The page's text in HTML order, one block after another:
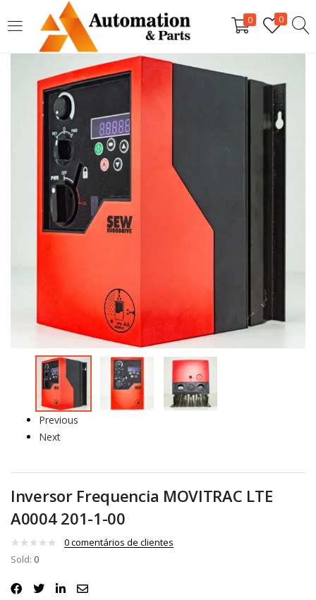
0 0
LOGIN
Digite seu nome de usuário e senha para fazer o login.
Lembrar-me
Previous
Next
Inversor Frequencia MOVITRAC LTE
A0004 201-1-00
0comentários de clientes
Sold: 0